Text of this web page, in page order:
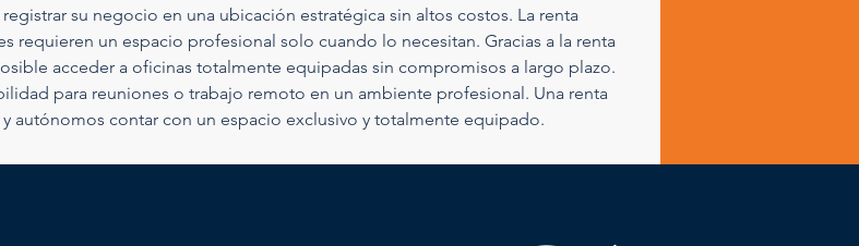
su negocio en una ubicación estratégica sin altos costos. La renta
requieren un espacio profesional solo cuando lo necesitan. Gracias a la renta
acceder a oficinas totalmente equipadas sin compromisos a largo plazo.
para reuniones o trabajo remoto en un ambiente profesional. Una renta
autónomos contar con un espacio exclusivo y totalmente equipado.